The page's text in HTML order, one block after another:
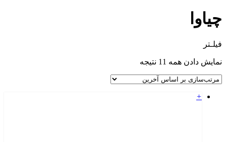
چیاوا
فیلـتر
نمایش دادن همه 11 نتیجه
+